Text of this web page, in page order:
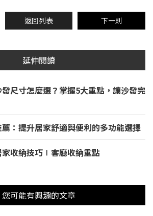
返回列表 下一則
延伸閱讀
發尺寸怎麼選？掌握5大重點，讓沙發完
：提升居家舒適與便利的多功能選擇
家收納技巧∣客廳收納重點
您可能有興趣的文章